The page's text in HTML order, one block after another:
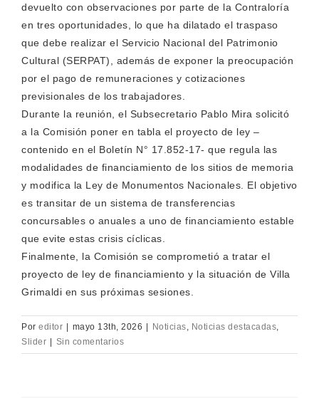
devuelto con observaciones por parte de la Contraloría
en tres oportunidades, lo que ha dilatado el traspaso
que debe realizar el Servicio Nacional del Patrimonio
Cultural (SERPAT), además de exponer la preocupación
por el pago de remuneraciones y cotizaciones
previsionales de los trabajadores.
Durante la reunión, el Subsecretario Pablo Mira solicitó
a la Comisión poner en tabla el proyecto de ley –
contenido en el Boletín N° 17.852-17- que regula las
modalidades de financiamiento de los sitios de memoria
y modifica la Ley de Monumentos Nacionales. El objetivo
es transitar de un sistema de transferencias
concursables o anuales a uno de financiamiento estable
que evite estas crisis cíclicas.
Finalmente, la Comisión se comprometió a tratar el
proyecto de ley de financiamiento y la situación de Villa
Grimaldi en sus próximas sesiones.
Por editor | mayo 13th, 2026 | Noticias, Noticias destacadas,
Slider | Sin comentarios